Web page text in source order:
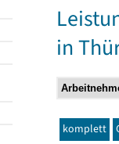
in
komplett